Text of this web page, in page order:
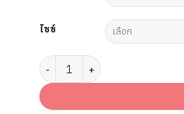
ไซซ์
จำนวน เสื้อชั้นใน แบรนด์ Ksara รุ่